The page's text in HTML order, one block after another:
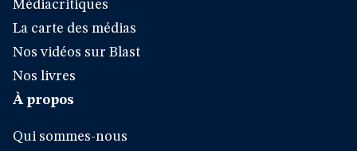
Médiacritiques
La carte des médias
Nos vidéos sur Blast
Nos livres
À propos
Qui sommes-nous